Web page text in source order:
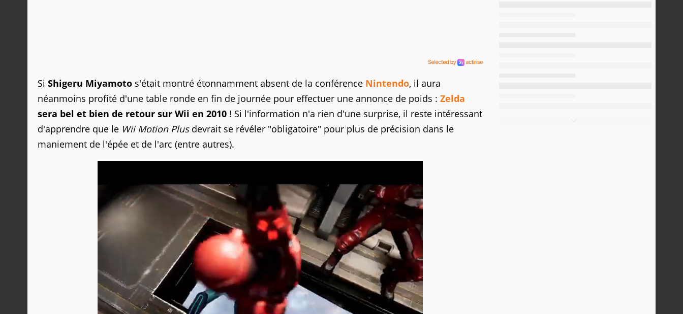
Si Shigeru Miyamoto s'était montré étonnamment absent de la conférence Nintendo, il aura
néanmoins profité d'une table ronde en fin de journée pour effectuer une annonce de poids : Zelda
sera bel et bien de retour sur Wii en 2010 ! Si l'information n'a rien d'une surprise, il reste intéressant
d'apprendre que le Wii Motion Plusdevrait se révéler "obligatoire" pour plus de précision dans le
maniement de l'épée et de l'arc (entre autres).